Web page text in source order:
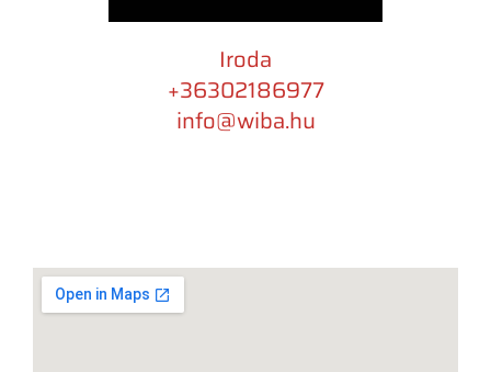
Iroda
+36302186977
info@wiba.hu